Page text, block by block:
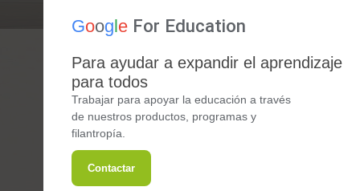
Google For Education
Para ayudar a expandir el aprendizaje
para todos
Trabajar para apoyar la educación a través
de nuestros productos, programas y
filantropía.
Contactar